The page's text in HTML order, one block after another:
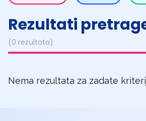
Rezultati
(0 rezultata)
Nema rezultata za zadate